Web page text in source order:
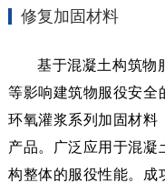
修复加固材料
基于混凝土构筑物
等影响建筑物服役安全
环氧灌浆系列加固材料
产品。广泛应用于混凝
构整体的服役性能。成